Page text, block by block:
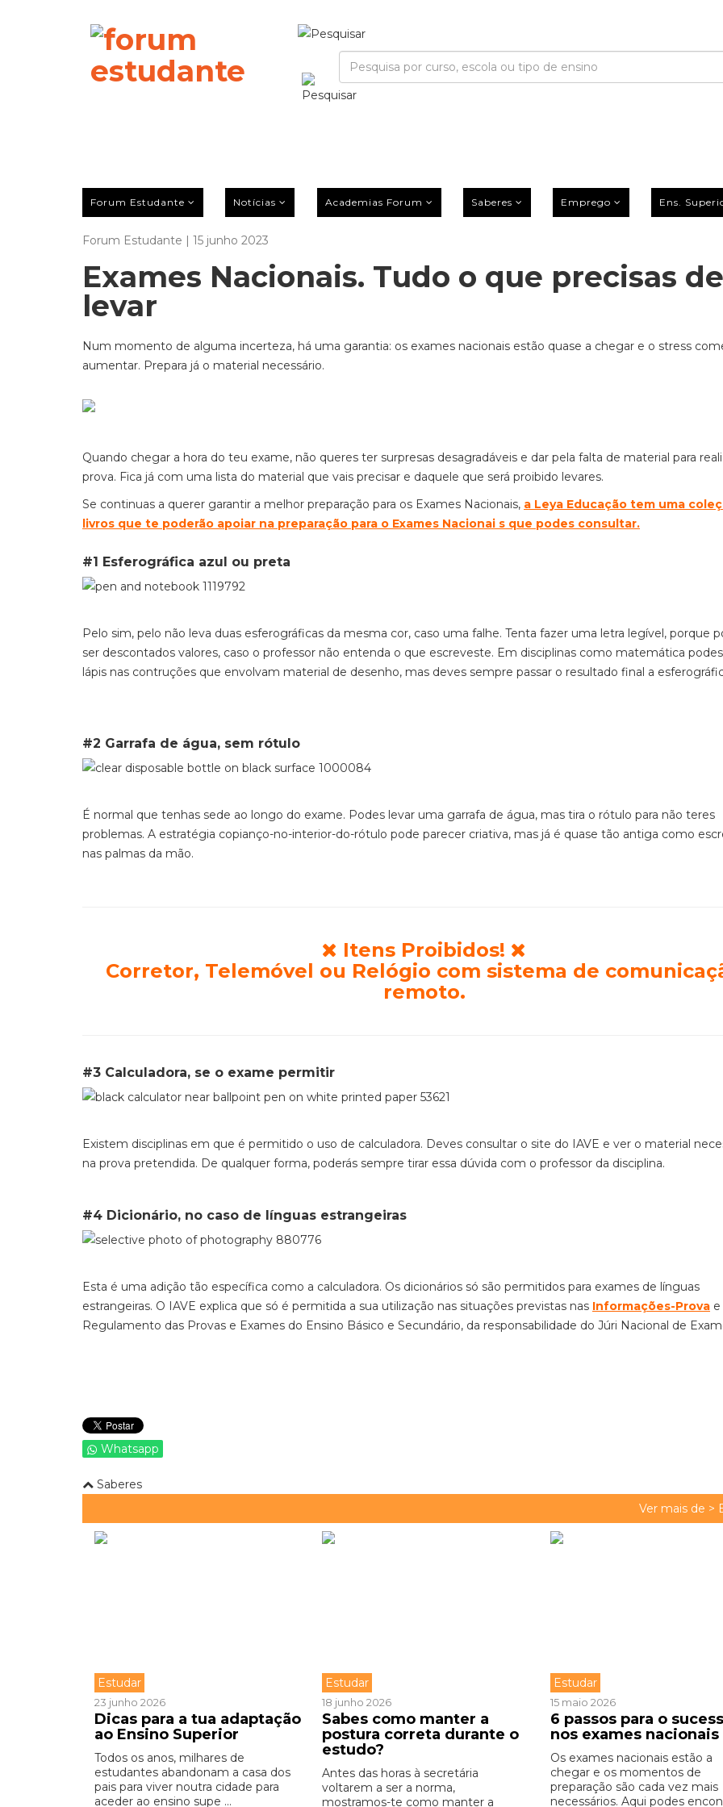
Forum Estudante Notícias Academias Forum Saberes Emprego Ens.
Forum Estudante | 15 junho 2023
Exames Nacionais. Tudo o que precisas de
levar
Num momento de alguma incerteza, há uma garantia: os exames nacionais estão quase a chegar e o stress
aumentar. Prepara já o material necessário.
Quando chegar a hora do teu exame, não queres ter surpresas desagradáveis e dar pela falta de material para
prova. Fica já com uma lista do material que vais precisar e daquele que será proibido levares.
Se continuas a querer garantir a melhor preparação para os Exames Nacionais, a Leya Educação tem uma
livros que te poderão apoiar na preparação para o Exames Nacionai s que podes consultar.
#1 Esferográfica azul ou preta
Pelo sim, pelo não leva duas esferográficas da mesma cor, caso uma falhe. Tenta fazer uma letra legível, porque
ser descontados valores, caso o professor não entenda o que escreveste. Em disciplinas como matemática
lápis nas contruções que envolvam material de desenho, mas deves sempre passar o resultado final a
#2 Garrafa de água, sem rótulo
É normal que tenhas sede ao longo do exame. Podes levar uma garrafa de água, mas tira o rótulo para não teres
problemas. A estratégia copianço-no-interior-do-rótulo pode parecer criativa, mas já é quase tão antiga como
nas palmas da mão.
Itens Proibidos!
Corretor, Telemóvel ou Relógio com sistema de
remoto.
#3 Calculadora, se o exame permitir
Existem disciplinas em que é permitido o uso de calculadora. Deves consultar o site do IAVE e ver o material
na prova pretendida. De qualquer forma, poderás sempre tirar essa dúvida com o professor da disciplina.
#4 Dicionário, no caso de línguas estrangeiras
Esta é uma adição tão específica como a calculadora. Os dicionários só são permitidos para exames de línguas
estrangeiras. O IAVE explica que só é permitida a sua utilização nas situações previstas nas Informações-Prova
Regulamento das Provas e Exames do Ensino Básico e Secundário, da responsabilidade do Júri Nacional de
Whatsapp
Saberes
Ver mais de >
Estudar
23 junho 2026
Dicas para a tua adaptação
ao Ensino Superior
Todos os anos, milhares de
estudantes abandonam a casa dos
pais para viver noutra cidade para
aceder ao ensino supe ...
Estudar
18 junho 2026
Sabes como manter a
postura correta durante o
estudo?
Antes das horas à secretária
voltarem a ser a norma,
mostramos-te como manter a
Estudar
15 maio 2026
6 passos para o
nos exames nacionais
Os exames nacionais estão a
chegar e os momentos de
preparação são cada vez mais
necessários. Aqui podes encon